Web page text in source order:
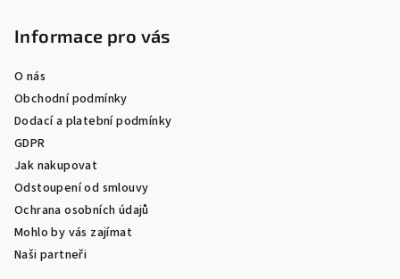
Informace pro vás
O nás
Obchodní podmínky
Dodací a platební podmínky
GDPR
Jak nakupovat
Odstoupení od smlouvy
Ochrana osobních údajů
Mohlo by vás zajímat
Naši partneři